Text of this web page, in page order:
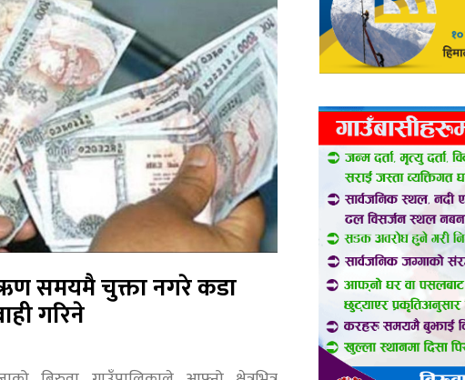
समयमै चुक्ता नगरे कडा
गरिने